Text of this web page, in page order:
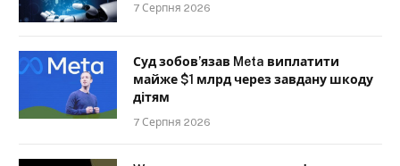
7 Серпня 2026
Суд зобов’язав Meta виплатити
майже $1 млрд через завдану шкоду
дітям
7 Серпня 2026